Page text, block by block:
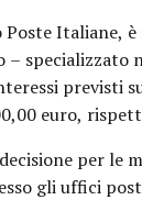
Italiane,
–
previsti
euro,
per le
gli uffici